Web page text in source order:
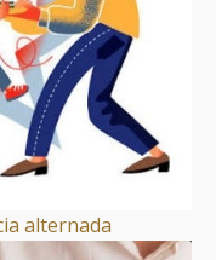
alternada